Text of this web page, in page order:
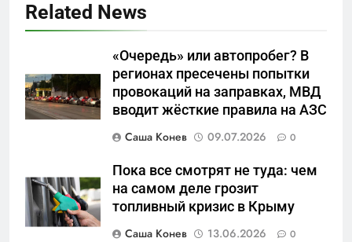
Related News
«Очередь» или автопробег? В
регионах пресечены попытки
провокаций на заправках, МВД
вводит жёсткие правила на АЗС
Саша Конев
09.07.2026 0
Пока все смотрят не туда: чем
на самом деле грозит
топливный кризис в Крыму
Саша Конев
13.06.2026 0
Что происходит в
калининградском анклаве:
военные изымают спирт «для
защиты Отечества»
САНКТ-ПЕТЕРБУРГ И ОБЛАСТЬ
«500-тонный беспилотник»
или очередная показуха? Что
скрывает российский ВМФ